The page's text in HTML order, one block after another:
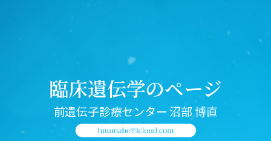
臨床遺伝学のページ
前遺伝子診療センター 沼部 博直